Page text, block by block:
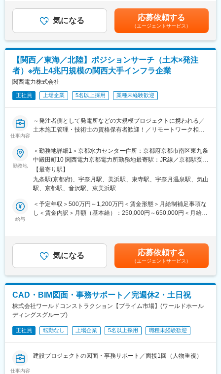
介や職場体験など、教育・研修制度も充実！
変更の範囲：会社の定める業務
■資格取得支援について：
◎当社では会社の技術力を高めるために、 個人の資格取得を奨励
し、全面的にバックアップしています。
通費の全額補助を行っています。
■当社の魅力：
各現場では豊富な知識と技術を持った当社の社員が活躍していま
す。社員のほとんどが定年まで勤め上げる働きやすい環境で、是
非あなたの経験・スキルを発揮してください。
手がける工事は道路や河川など大規模なものが多く、インフラ整
備の最先端で安心・安全な地域作りに貢献するやりがいの大きな
仕事です。
（前年度実績／昇給率 0.00％～5.00％）■賞与：年3回（前年度実
績／6ヶ月分）賃金はあくまでも目安の金額であり、選考を通じて
上下する可能性があります。月給(月額)は固定手当を含めた表記で
す。
気になる 応募依頼する
（エージェントサービス）
【関西／東海／北陸】ポジションサーチ（土木×発注
者）※売上4兆円規模の関西大手インフラ企業
関西電力株式会社
正社員 上場企業 5名以上採用 業種未経験歓迎
仕事内容
～発注者側として発電所などの大規模プロジェクトに携われる／
土木施工管理・技術士の資格保有者歓迎！／リモートワーク相談
■仕事内容：
再生可能エネルギー事業本部・原子力事業本部・土木建築室いず
れかにおいて、発電土木設備の計画、設計、設計の照査・管理、
工事監理業務をお任せいたします。
今回はポジションサーチ求人として、土木に関わる何かしらのご
経験がある方を企業様に検討いただきます。
※ご経験に応じ、以下業務いずれかをアサイン予定
■採用背景：
当社は発電設備や送配電設備・その他業務設備（事務所や本・支
社ビル、寮社宅など）と複数の建物を保有しております。主に発
発注者側にて大規模プロジェクトに携わりたいといった想いをお
持ちの方は是非ご応募ください。
■働き方：平均残業全社21時間、スーパーフレックス、リモート
ワーク、有給9割取得推奨など働きやすい環境を整えています。
■同社の特徴：
業界として、グリーンエネルギー促進・サービス強化等様々な変
化に直面しエネルギー新時代と言われる中、日本最大級のエネル
勤務地
＜勤務地詳細1＞京都水力センター住所：京都府京都市南区東九条
中殿田町10 関西電力京都電力所勤務地最寄駅：JR線／京都駅受動
喫煙対策：屋内全面禁煙＜勤務地詳細2＞黒部川水力センター住
所：富山県黒部市宇奈月温泉５９８－１ 受動喫煙対策：その他
（原則禁煙（分煙））＜勤務地詳細3＞原子力事業本部住所：福井
所あり
【最寄り駅】
九条駅(京都府)、宇奈月駅、美浜駅、東寺駅、宇奈月温泉駅、気山
駅、京都駅、音沢駅、東美浜駅
給与
＜予定年収＞500万円～1,200万円＜賃金形態＞月給制補足事項な
し＜賃金内訳＞月額（基本給）：250,000円～650,000円＜月給＞
月）■昇給：年1回（主に4月もしくは7月）賃金はあくまでも目安
の金額であり、選考を通じて上下する可能性があります。月給(月
額)は固定手当を含めた表記です。
気になる 応募依頼する
（エージェントサービス）
CAD・BIM図面・事務サポート／完週休2・土日祝
株式会社ワールドコンストラクション【プライム市場】(ワールドホール
ディングスグループ)
正社員 転勤なし 上場企業 5名以上採用 職種未経験歓迎
仕事内容
建設プロジェクトの図面・事務サポート／面接1回（人物重視）